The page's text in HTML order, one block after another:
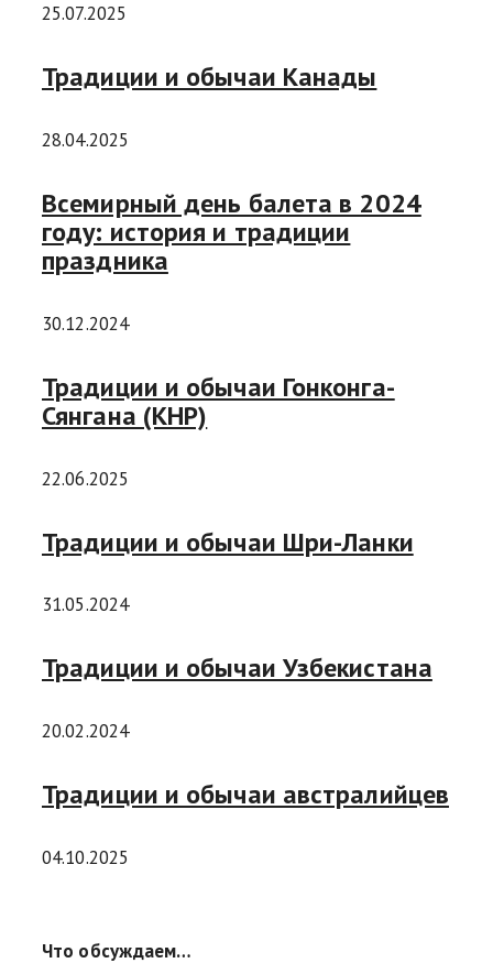
25.07.2025
Традиции и обычаи Канады
28.04.2025
Всемирный день балета в 2024
году: история и традиции
праздника
30.12.2024
Традиции и обычаи Гонконга-
Сянгана (КНР)
22.06.2025
Традиции и обычаи Шри-Ланки
31.05.2024
Традиции и обычаи Узбекистана
20.02.2024
Традиции и обычаи австралийцев
04.10.2025
Что обсуждаем…